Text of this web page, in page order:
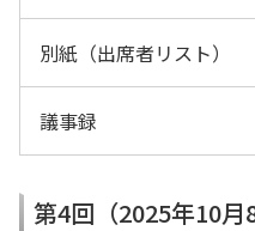
別紙（出席者リスト）
議事録
第4回（2025年10月